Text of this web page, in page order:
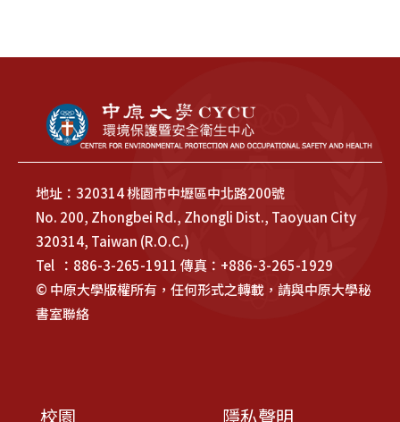
地址：320314 桃園市中壢區中北路200號
No. 200, Zhongbei Rd., Zhongli Dist., Taoyuan City
320314, Taiwan (R.O.C.)
Tel ：886-3-265-1911 傳真：+886-3-265-1929
© 中原大學版權所有，任何形式之轉載，請與中原大學秘
書室聯絡
校園 隱私聲明